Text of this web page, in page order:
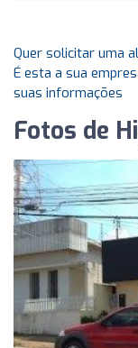
Quer solicitar uma
É esta a sua
suas informações
Fotos de